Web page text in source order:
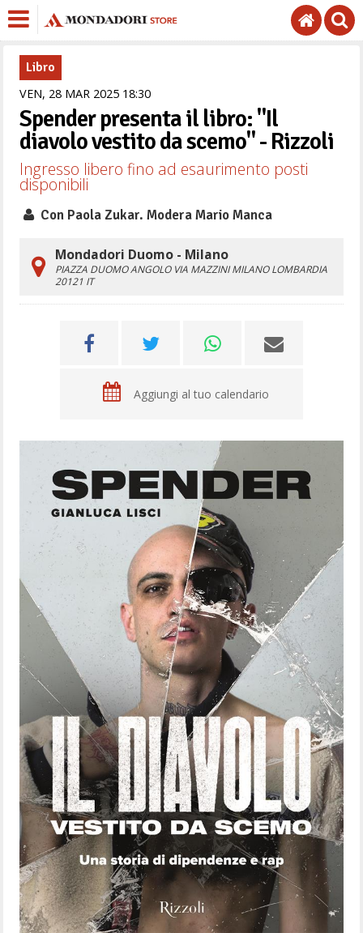
Libro
VEN, 28 MAR 2025 1830
Spender presenta il libro: "Il
diavolo vestito da scemo" - Rizzoli
Ingresso libero fino ad esaurimento posti
disponibili
Con Paola Zukar. Modera Mario Manca
Mondadori Duomo - Milano
PIAZZA DUOMO ANGOLO VIA MAZZINIMILANO LOMBARDIA
20121 IT
Aggiungi al tuo calendario